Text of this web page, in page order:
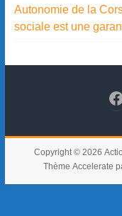
Autonomie de la
sociale est une
Copyright © 2026
ThèmeAccelerate